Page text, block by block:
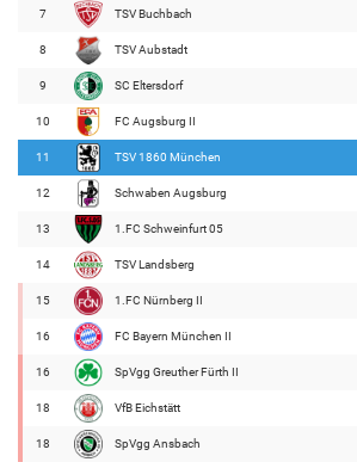
7 TSV Buchbach
8 TSV Aubstadt
9 SC Eltersdorf
10 FC Augsburg II
11 TSV 1860 München
12 Schwaben Augsburg
13 1.FC Schweinfurt 05
14 TSV Landsberg
15 1.FC Nürnberg II
16 FC Bayern München II
16 SpVgg Greuther Fürth II
18 VfB Eichstätt
18 SpVgg Ansbach